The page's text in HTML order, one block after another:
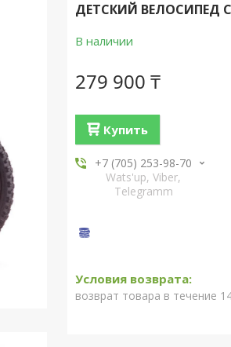
ДЕТСКИЙ ВЕЛОСИПЕД
В наличии
279 900 ₸
Купить
+7 (705) 253-98-70
Wats'up, Viber,
Telegramm
возврат товара в течение